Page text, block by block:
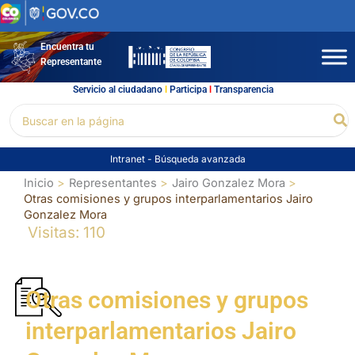
Ir
al
contenidoEncuentra tu
Representante
Servicio al ciudadano l Participal Transparencia
por:
Intranet - Búsqueda avanzada
Inicio Representantes
Jairo Gonzalez Mora
Otras comisiones y grupos interparlamentarios Jairo
Gonzalez Mora
Visitas: 110
Otras comisiones y grupos
interparlamentarios Jairo